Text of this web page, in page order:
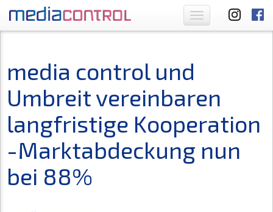
Toggle
navigation
media control und
Umbreit vereinbaren
langfristige Kooperation
-Marktabdeckung nun
bei 88%